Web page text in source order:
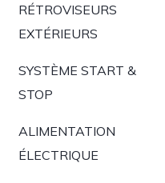
RÉTROVISEURS
EXTÉRIEURS
SYSTÈME START &
STOP
ALIMENTATION
ÉLECTRIQUE